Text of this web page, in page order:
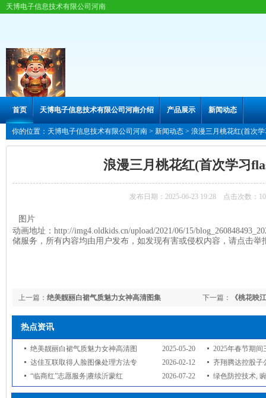
天博电子信息技术有限公司河南
首页 天博电子信息技术有限公司河南介绍 产品展示 新闻动态
你的位置： 天博电子信息技术有限公司河南 > 新闻动态 > 浪漫三月桃花红(首次学
浪漫三月桃花红(首次学习
发布日期：2025-06-23 19:28 点击次数：
图片
动画地址：http://img4.oldkids.cn/upload/2021/06/15/
储服务，所有内容均由用户发布，如发现有害或侵权内容，请点击举
下一篇： 《桃花映
千疮百孔?
上一篇： 绝美靓丽白裙气质魅力女神高清图集
热点资讯
2025-05-20
绝美靓丽白裙气质魅力女神高清图
2025年春节期间
2026-02-12
达佳互联取得人脸图像处理方法专
齐翔腾达控股子
2026-07-22
“临商红”志愿服务|赓续沂蒙红 绿色防控技术,